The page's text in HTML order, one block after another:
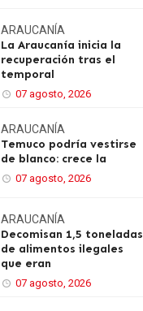
ARAUCANÍA
La Araucanía inicia la
recuperación tras el
temporal
07 agosto, 2026
ARAUCANÍA
Temuco podría vestirse
de blanco: crece la
07 agosto, 2026
ARAUCANÍA
Decomisan 1,5 toneladas
de alimentos ilegales
que eran
07 agosto, 2026